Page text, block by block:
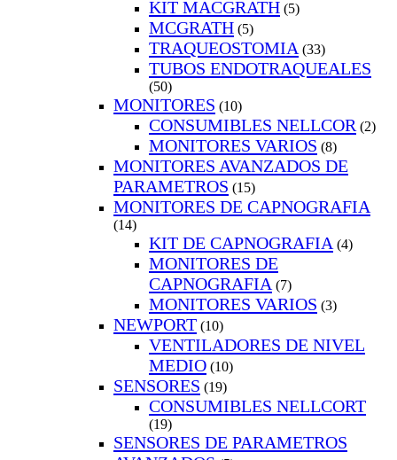
KIT MACGRATH (5)
MCGRATH (5)
TRAQUEOSTOMIA (33)
TUBOS ENDOTRAQUEALES
(50)
MONITORES (10)
CONSUMIBLES NELLCOR (2)
MONITORES VARIOS (8)
MONITORES AVANZADOS DE
PARAMETROS (15)
MONITORES DE CAPNOGRAFIA
(14)
KIT DE CAPNOGRAFIA (4)
MONITORES DE
CAPNOGRAFIA (7)
MONITORES VARIOS (3)
NEWPORT (10)
VENTILADORES DE NIVEL
MEDIO (10)
SENSORES (19)
CONSUMIBLES NELLCORT
(19)
SENSORES DE PARAMETROS